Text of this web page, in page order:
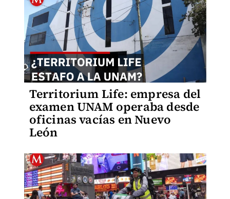
Territorium Life: empresa del
examen UNAM operaba desde
oficinas vacías en Nuevo
León